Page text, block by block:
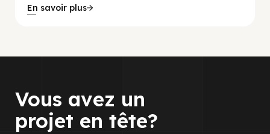
En savoir plus
Vous avez un
projet en tête?